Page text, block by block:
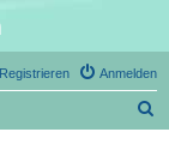
Anmelden
Registrieren